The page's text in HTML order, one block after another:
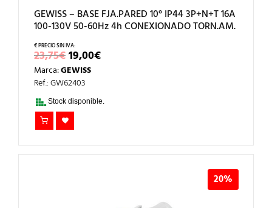
GEWISS – BASE FJA.PARED 10° IP44 3P+N+T 16A
100-130V 50-60Hz 4h CONEXIONADO TORN.AM.
23,75€EL
PRECIO
ORIGINAL
ERA:
23,75€.
19,00€EL
PRECIO
Marca:GEWISS
Ref.: GW62403
Stock disponible.
20%